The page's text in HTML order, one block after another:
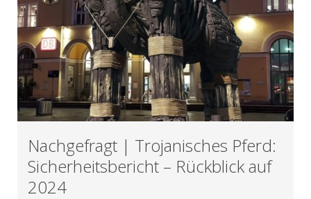
Nachgefragt | Trojanisches Pferd:
Sicherheitsbericht – Rückblick auf
2024